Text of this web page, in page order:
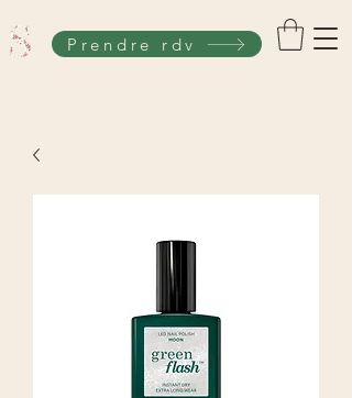
Prendre rdv